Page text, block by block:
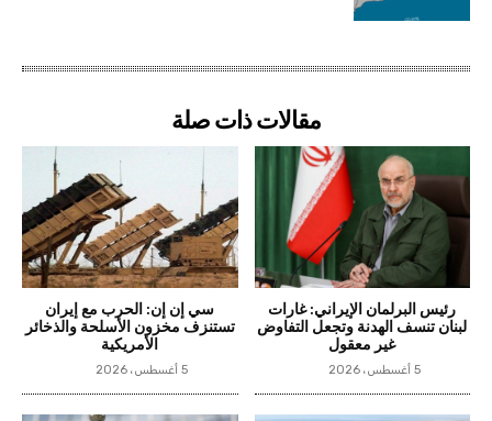
مقالات ذات صلة
رئيس البرلمان الإيراني: غارات
لبنان تنسف الهدنة وتجعل التفاوض
غير معقول
5 أغسطس، 2026
سي إن إن: الحرب مع إيران
تستنزف مخزون الأسلحة والذخائر
الأمريكية
5 أغسطس، 2026